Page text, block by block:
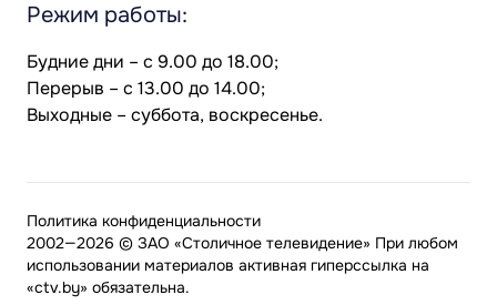
Режим работы:
Будние дни – с 9.00 до 18.00;
Перерыв – с 13.00 до 14.00;
Выходные – суббота, воскресенье.
2002—2026 © ЗАО «Столичное телевидение» При любом
использовании материалов активная гиперссылка на
«ctv.by» обязательна.
Политика конфиденциальности